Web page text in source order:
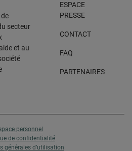
secteur
et au
ESPACE
PRESSE
CONTACT
FAQ
PARTENAIRES
personnel
de confidentialité
générales d’utilisation